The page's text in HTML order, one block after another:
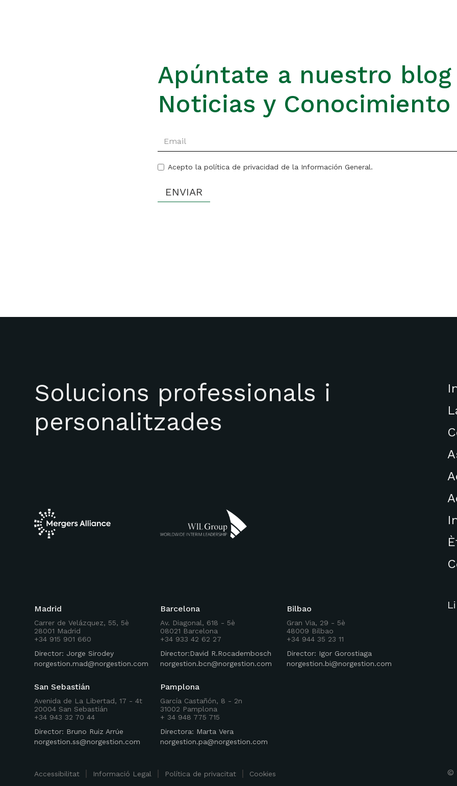
Apúntate a nuestro
Noticias y Conocimiento
Acepto la política de privacidad de la Información General.
Solucions professionals i
personalitzades
Madrid
Carrer de Velázquez, 55, 5è
28001 Madrid
+34 915 901 660
Director: Jorge Sirodey
norgestion.mad@norgestion.com
Barcelona
Av. Diagonal, 618 - 5è
08021 Barcelona
+34 933 42 62 27
Director:David R.Rocadembosch
norgestion.bcn@norgestion.com
Bilbao
Gran Via, 29 - 5è
48009 Bilbao
+34 944 35 23 11
Director: Igor Gorostiaga
norgestion.bi@norgestion.com
San Sebastián
Avenida de La Libertad, 17 - 4t
20004 San Sebastián
+34 943 32 70 44
Director: Bruno Ruiz Arrúe
norgestion.ss@norgestion.com
Pamplona
García Castañón, 8 - 2n
31002 Pamplona
+ 34 948 775 715
Directora: Marta Vera
norgestion.pa@norgestion.com
Accessibilitat Informació Legal Política de privacitat Cookies ©